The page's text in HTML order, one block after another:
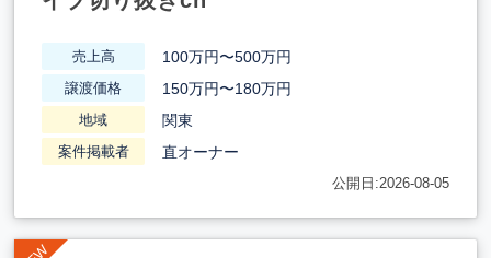
売上高 100万円〜500万円
譲渡価格 150万円〜180万円
地域 関東
案件掲載者 直オーナー
公開日:2026-08-05